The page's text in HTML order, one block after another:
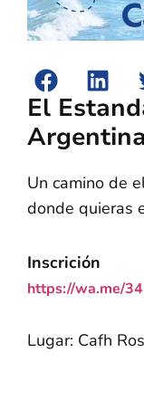
El
Argentina
Un camino de
donde quieras
Inscrición
https://wa.me/
Lugar: Cafh